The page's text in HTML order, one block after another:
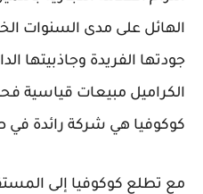
الهائل على مدى السنوات
جودتها الفريدة وجاذبيتها
الكراميل مبيعات قياسية
كوكوفيا هي شركة رائدة في
مع تطلع كوكوفيا إلى